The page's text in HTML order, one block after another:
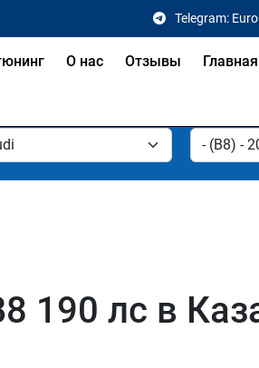
Telegram:
О нас Отзывы Главная
190 лс в